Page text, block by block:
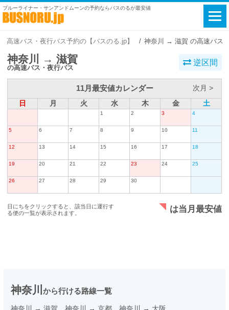
ブルーライナー・サンアンドムーンの予約ならバスのるが最安値
高速バス・夜行バス予約の【バスのる.jp】 神奈川 → 滋賀 の高速バス
神奈川 → 滋賀
の高速バス・夜行バス
逆区間
11月最安値カレンダー
次月 >
日
月 火 水 木 金 土
1 2 3 4
5 6 7 8 9 10 11
12 13 14 15 16 17 18
19 20 21 22 23 24 25
26 27 28 29 30
日にちをクリックすると、該当日に運行す
る便の一覧が表示されます。
は当月最安値
神奈川 から行ける路線一覧
神奈川 → 滋賀 神奈川 → 京都 神奈川 → 大阪